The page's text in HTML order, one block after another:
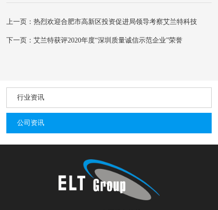
上一页：热烈欢迎合肥市高新区投资促进局领导考察艾兰特科技
下一页：艾兰特获评2020年度“深圳质量诚信示范企业”荣誉
行业资讯
公司资讯